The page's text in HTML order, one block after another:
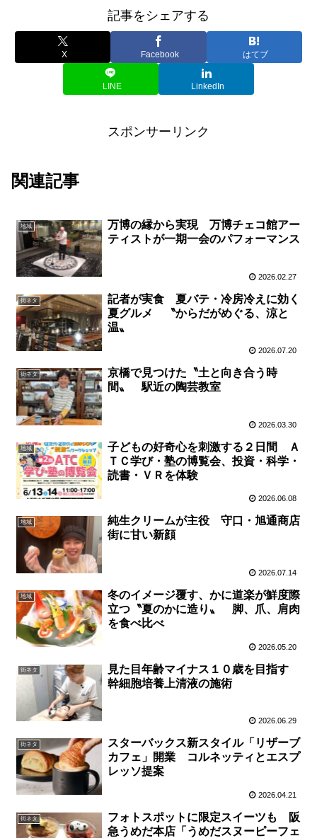
記事をシェアする
X Facebook はてブ
LINE LinkedIn
スポンサーリンク
関連記事
地域
万博の縁から実現 万博チェコ館アー
ティストが一期一会のパフォーマンス
2026.02.27
街ネタ
記者が実食 夏バテ・冷房冷えに効く
夏グルメ 〝からだがめぐる、涼と
温〟
2026.07.20
街ネタ
京橋で見つけた〝土と向き合う時
間〟 駅近の陶芸教室
2026.03.30
地域
子どもの好奇心を刺激する２日間 Ａ
ＴＣ学び・塾の博覧会、投資・科学・
読書・ＶＲを体験
2026.06.08
地域
純生クリームが主役 守口・旭通商店
街に甘い新顔
2026.07.14
地域
冬のイメージ覆す、かに道楽が鮮度際
立つ〝夏のかに造り〟 脚、爪、肩肉
を食べ比べ
2026.05.20
街ネタ
見た目年齢マイナス１０歳を目指す
幹細胞培養上清液の施術
2026.06.29
街ネタ
スターバックス新スタイル「リザーブ
カフェ」開業 コルネッティとエスプ
レッソ提案
2026.04.21
街ネタ
フォトスポットに限定スイーツも 阪
急うめだ本店「うめだスヌーピーフェ